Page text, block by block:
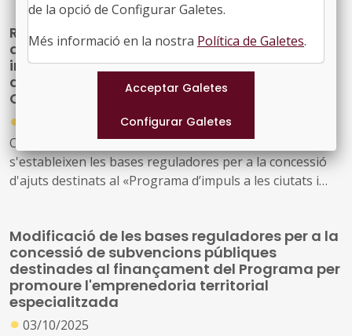
Red.es obre convocatòria de 3,75 milions per
al Programa d’impuls a les ciutats i territoris
intel·ligents per a la promoció del
desenvolupament econòmic i productiu a
Catalunya
●
Ordre TDF/1559/2025, de 26 de desembre, per la qual
s'estableixen les bases reguladores per a la concessió
d'ajuts destinats al «Programa d’impuls a les ciutats i
a la seva convocatòria corresponent a l'exercici 2025.
Modificació de les bases reguladores per a la
concessió de subvencions públiques
destinades al finançament del Programa per
promoure l'emprenedoria territorial
especialitzada
● 03/10/2025
de la opció de Configurar Galetes.
Més informació en la nostra Política de Galetes.